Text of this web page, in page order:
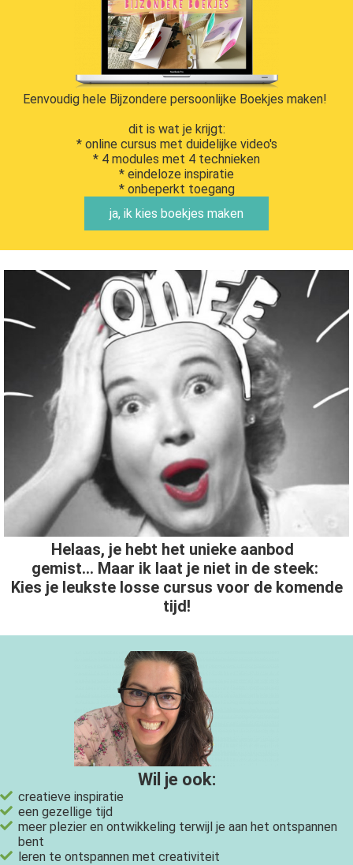
Eenvoudig hele Bijzondere persoonlijke Boekjes maken!
dit is wat je krijgt:
* online cursus met duidelijke video's
* 4 modules met 4 technieken
* eindeloze inspiratie
* onbeperkt toegang
ja, ik kies boekjes maken
Helaas, je hebt het unieke aanbod
gemist... Maar ik laat je niet in de steek:
Kies je leukste losse cursus voor de komende
tijd!
Wil je ook:
creatieve inspiratie
een gezellige tijd
meer plezier en ontwikkeling terwijl je aan het ontspannen
bent
leren te ontspannen met creativiteit